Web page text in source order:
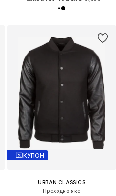
КУПОН
URBAN CLASSICS
Преходно яке